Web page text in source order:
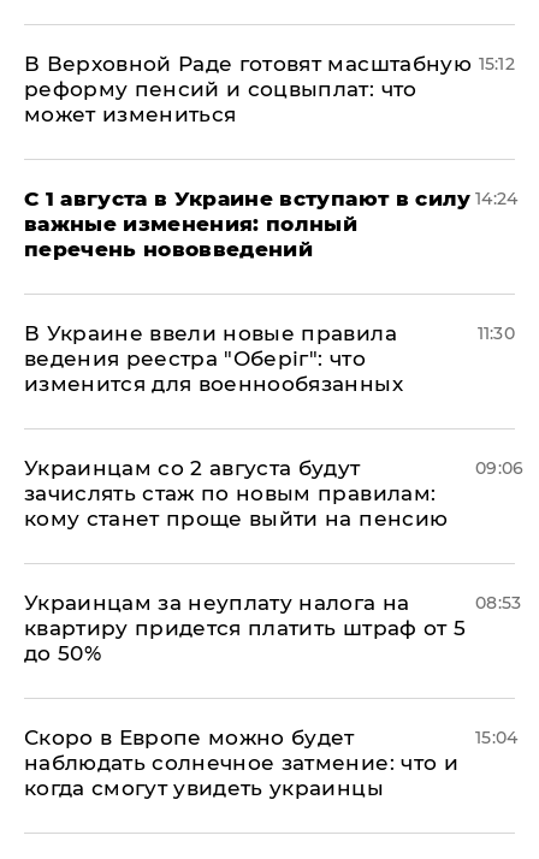
В Верховной Раде готовят масштабную
реформу пенсий и соцвыплат: что
может измениться
15:12
С 1 августа в Украине вступают в силу
важные изменения: полный
перечень нововведений
14:24
В Украине ввели новые правила
ведения реестра "Оберіг": что
изменится для военнообязанных
11:30
Украинцам со 2 августа будут
зачислять стаж по новым правилам:
кому станет проще выйти на пенсию
09:06
Украинцам за неуплату налога на
квартиру придется платить штраф от 5
до 50%
08:53
Скоро в Европе можно будет
наблюдать солнечное затмение: что и
когда смогут увидеть украинцы
15:04